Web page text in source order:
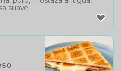
suave.